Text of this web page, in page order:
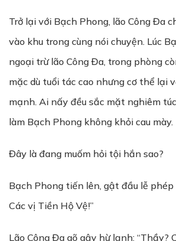
Trở lại với Bạch Phong, lão Công Đa
vào khu trong cùng nói chuyện. Lúc
ngoại trừ lão Công Đa, trong phòng
mặc dù tuổi tác cao nhưng cơ thể lại
mạnh. Ai nấy đều sắc mặt nghiêm
làm Bạch Phong không khỏi cau mày.
Đây là đang muốm hỏi tội hắn sao?
Bạch Phong tiến lên, gật đầu lễ phép
Các vị Tiền Hộ Vệ!”
Lão Công Đa gõ gậy hừ lạnh: “Thầy?